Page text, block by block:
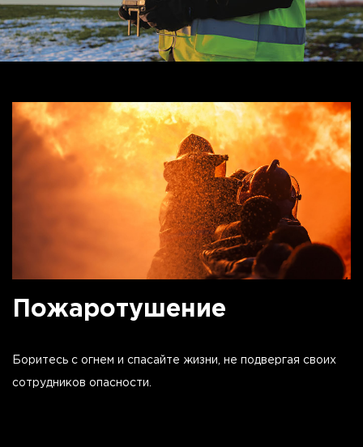
Пожаротушение
Боритесь с огнем и спасайте жизни, не подвергая своих
сотрудников опасности.